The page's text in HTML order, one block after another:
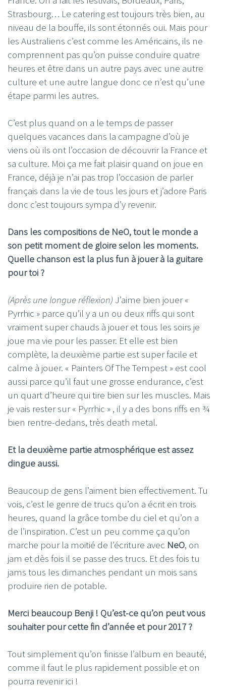
Strasbourg… Le catering est toujours très bien, au
niveau de la bouffe, ils sont étonnés oui. Mais pour
les Australiens c’est comme les Américains, ils ne
comprennent pas qu’on puisse conduire quatre
heures et être dans un autre pays avec une autre
culture et une autre langue donc ce n’est qu’une
étape parmi les autres.
C’est plus quand on a le temps de passer
quelques vacances dans la campagne d’où je
viens où ils ont l’occasion de découvrir la France et
sa culture. Moi ça me fait plaisir quand on joue en
France, déjà je n’ai pas trop l’occasion de parler
français dans la vie de tous les jours et j’adore Paris
donc c’est toujours sympa d’y revenir.
Dans les compositions de NeO, tout le monde a
son petit moment de gloire selon les moments.
Quelle chanson est la plus fun à jouer à la guitare
pour toi ?
(Après une longue réflexion) J’aime bien jouer «
Pyrrhic » parce qu’il y a un ou deux riffs qui sont
vraiment super chauds à jouer et tous les soirs je
joue ma vie pour les passer. Et elle est bien
complète, la deuxième partie est super facile et
calme à jouer. « Painters Of The Tempest » est cool
aussi parce qu’il faut une grosse endurance, c’est
un quart d’heure qui tire bien sur les muscles. Mais
je vais rester sur « Pyrrhic » , il y a des bons riffs en ¾
bien rentre-dedans, très death metal.
Et la deuxième partie atmosphérique est assez
dingue aussi.
Beaucoup de gens l’aiment bien effectivement. Tu
vois, c’est le genre de trucs qu’on a écrit en trois
heures, quand la grâce tombe du ciel et qu’on a
de l’inspiration. C’est un peu comme ça qu’on
marche pour la moitié de l’écriture avec NeO, on
jam et dès fois il se passe des trucs. Et des fois tu
jams tous les dimanches pendant un mois sans
produire rien de potable.
Merci beaucoup Benji ! Qu’est-ce qu’on peut vous
souhaiter pour cette fin d’année et pour 2017 ?
Tout simplement qu’on finisse l’album en beauté,
comme il faut le plus rapidement possible et on
pourra revenir ici !